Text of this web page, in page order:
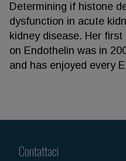
Determining if histone
dysfunction in acute
kidney disease. Her
on Endothelin was in
and has enjoyed every
Contattaci